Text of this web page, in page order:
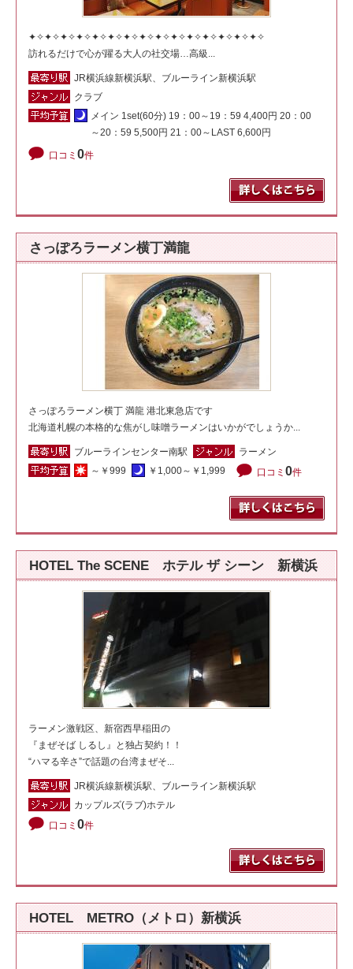
✦✧✦✧✦✧✦✧✦✧✦✧✦✧✦✧✦✧✦✧✦✧✦✧✦✧✦✧✦✧
訪れるだけで心が躍る大人の社交場…高級...
JR横浜線新横浜駅、ブルーライン新横浜駅
クラブ
メイン 1set(60分) 19：00～19：59 4,400円 20：00
～20：59 5,500円 21：00～LAST 6,600円
口コミ 0件
さっぽろラーメン横丁満龍
さっぽろラーメン横丁 満龍 港北東急店です
北海道札幌の本格的な焦がし味噌ラーメンはいかがでしょうか...
ブルーラインセンター南駅
ラーメン
～￥999
￥1,000～￥1,999 口コミ 0件
HOTEL The SCENE ホテル ザ シーン 新横浜
ラーメン激戦区、新宿西早稲田の
『まぜそば しるし』と独占契約！！
“ハマる辛さ”で話題の台湾まぜそ...
JR横浜線新横浜駅、ブルーライン新横浜駅
カップルズ(ラブ)ホテル
口コミ 0件
HOTEL METRO（メトロ）新横浜